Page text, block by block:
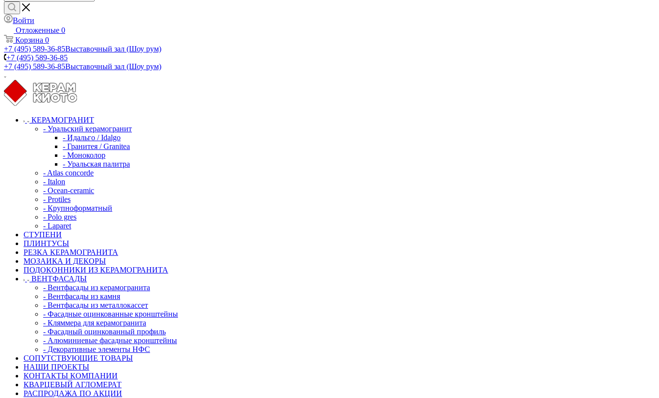
Войти
Отложенные 0
Корзина 0
+7 (495) 589-36-85Выставочный зал (Шоу рум)
+7 (495) 589-36-85
+7 (495) 589-36-85Выставочный зал (Шоу рум)
КЕРАМОГРАНИТ
- Уральский керамогранит
- Идальго / Idalgo
- Гранитея / Granitea
- Моноколор
- Уральская палитра
- Atlas concorde
- Italon
- Ocean-ceramic
- Protiles
- Крупноформатный
- Polo gres
- Laparet
СТУПЕНИ
ПЛИНТУСЫ
РЕЗКА КЕРАМОГРАНИТА
МОЗАИКА И ДЕКОРЫ
ПОДОКОННИКИ ИЗ КЕРАМОГРАНИТА
ВЕНТФАСАДЫ
- Вентфасады из керамогранита
- Вентфасады из камня
- Вентфасады из металлокассет
- Фасадные оцинкованные кронштейны
- Кляммера для керамогранита
- Фасадный оцинкованный профиль
- Алюминиевые фасадные кронштейны
- Декоративные элементы НФС
СОПУТСТВУЮЩИЕ ТОВАРЫ
НАШИ ПРОЕКТЫ
КОНТАКТЫ КОМПАНИИ
КВАРЦЕВЫЙ АГЛОМЕРАТ
РАСПРОДАЖА ПО АКЦИИ